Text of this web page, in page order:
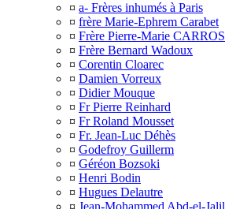
¤ a- Frères inhumés à Paris
¤ frère Marie-Ephrem Carabet
¤ Frère Pierre-Marie CARROS
¤ Frère Bernard Wadoux
¤ Corentin Cloarec
¤ Damien Vorreux
¤ Didier Mouque
¤ Fr Pierre Reinhard
¤ Fr Roland Mousset
¤ Fr. Jean-Luc Déhès
¤ Godefroy Guillerm
¤ Géréon Bozsoki
¤ Henri Bodin
¤ Hugues Delautre
¤ Jean-Mohammed Abd-el-Jalil